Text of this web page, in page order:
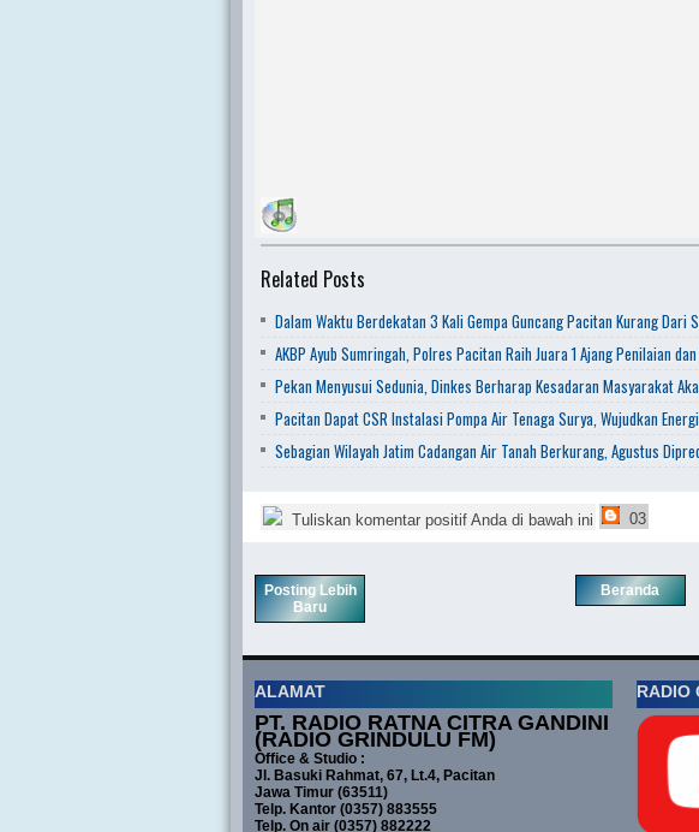
Related Posts
Dalam Waktu Berdekatan 3 Kali Gempa Guncang Pacitan Kurang Dari
AKBP Ayub Sumringah, Polres Pacitan Raih Juara 1 Ajang Penilaian
Pekan Menyusui Sedunia, Dinkes Berharap Kesadaran Masyarakat
Pacitan Dapat CSR Instalasi Pompa Air Tenaga Surya, Wujudkan
Sebagian Wilayah Jatim Cadangan Air Tanah Berkurang, Agustus
Tuliskan komentar positif Anda di bawah ini 03
Posting Lebih
Baru
Beranda
ALAMAT
PT. RADIO RATNA CITRA GANDINI
(RADIO GRINDULU FM)
Office & Studio :
Jl. Basuki Rahmat, 67, Lt.4, Pacitan
Jawa Timur (63511)
Telp. Kantor (0357) 883555
Telp. On air (0357) 882222
RADIO